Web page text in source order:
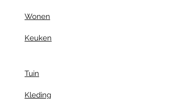
Wonen
Keuken
Tuin
Kleding